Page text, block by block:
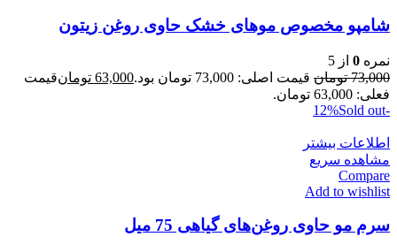
شامپو مخصوص موهای خشک حاوی روغن زیتون
نمره 0 از 5
73,000 تومان قیمت اصلی: 73,000 تومان بود. 63,000 تومانقیمت
فعلی: 63,000 تومان.
-12%
Sold out
اطلاعات بیشتر
مشاهده سریع
Compare
Add to wishlist
سرم مو حاوی روغن‌های گیاهی 75 میل